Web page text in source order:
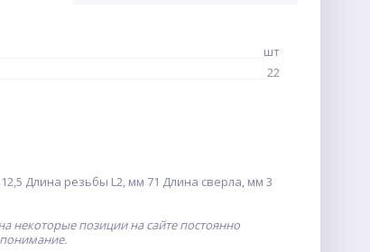
шт
22
Длина резьбы L2, мм 71 Длина сверла, мм 3
некоторые позиции на сайте постоянно